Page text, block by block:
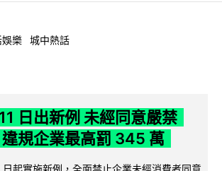
娛樂 城中熱話
日出新例 未經同意嚴禁
規企業最高罰 345 萬